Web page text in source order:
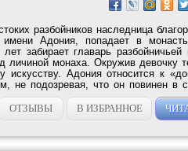
разбойников наследница
Адония, попадает в
забирает главарь разбойничьей
монаха. Окружив девочку
искусству. Адония относится к
не подозревая, что он повинен в
ОТЗЫВЫ В ИЗБРАННОЕ